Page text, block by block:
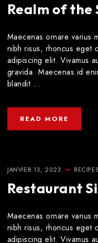
Realm of the
Maecenas ornare varius
nibh risus, rhoncus eget
adipiscing elit. Vivamus
gravida. Maecenas id
blandit ...
READ MORE
JANVIER 13, 2023 RECIPES
Restaurant
Maecenas ornare varius
nibh risus, rhoncus eget
adipiscing elit. Vivamus